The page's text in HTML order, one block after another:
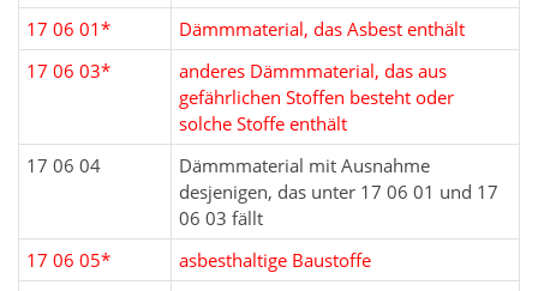
17 06 01*
Dämmmaterial, das Asbest enthält
17 06 03*
anderes Dämmmaterial, das aus
gefährlichen Stoffen besteht oder
solche Stoffe enthält
17 06 04
Dämmmaterial mit Ausnahme
desjenigen, das unter 17 06 01 und 17
06 03 fällt
17 06 05*
asbesthaltige Baustoffe